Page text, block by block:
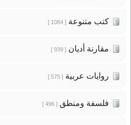
كتب متنوعة[ 1084 ]
مقارنة أديان[ 939 ]
روايات عربية[ 575 ]
فلسفة ومنطق[ 496 ]